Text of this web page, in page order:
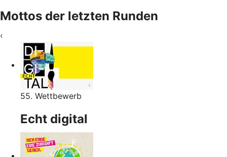
Mottos der letzten Runden
‹
55. Wettbewerb
Echt digital